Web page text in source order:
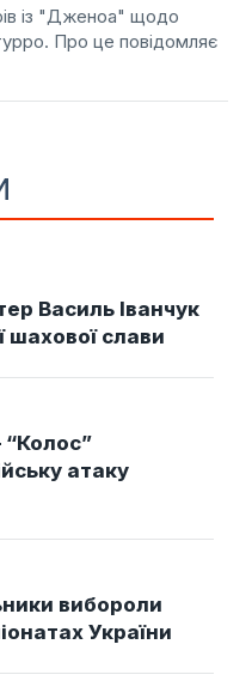
Василь Іванчук
шахової слави
атаку
вибороли
України
із "Дженоа" щодо
Про це повідомляє